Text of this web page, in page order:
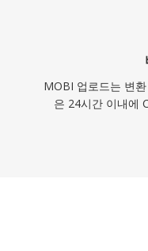
MOBI 업로드는 변
은 24시간 이내에